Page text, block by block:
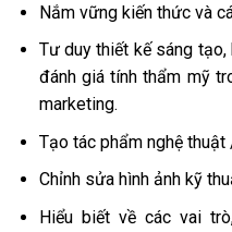
Nắm vững kiến thức và
Tư duy thiết kế sáng
đánh giá tính thẩm mỹ
marketing.
Tạo tác phẩm nghệ thuật
Chỉnh sửa hình ảnh kỹ
Hiểu biết về các vai